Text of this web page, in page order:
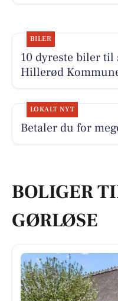
BILER
10 dyreste biler
Hillerød
LOKALT NYT
Betaler du for
BOLIGER
GØRLØSE